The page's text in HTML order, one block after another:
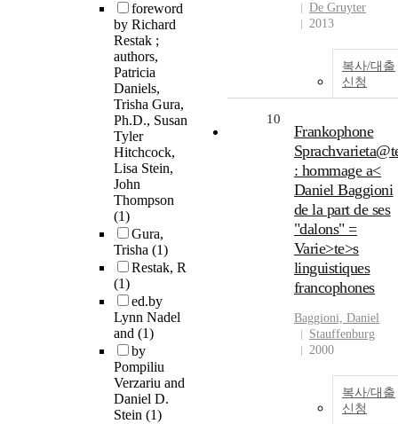
foreword
by Richard
Restak ;
authors,
Patricia
Daniels,
Trisha Gura,
Ph.D., Susan
Tyler
Hitchcock,
Lisa Stein,
John
Thompson
(1)
Gura,
Trisha (1)
Restak, R
(1)
ed.by
Lynn Nadel
and (1)
by
Pompiliu
Verzariu and
Daniel D.
Stein (1)
De Gruyter
2013
복사/대출
신청
10
Frankophone
: hommage a<
Daniel Baggioni
de la part de ses
"dalons" =
Varie>te>s
linguistiques
francophones
Baggioni, Daniel
Stauffenburg
2000
복사/대출
신청